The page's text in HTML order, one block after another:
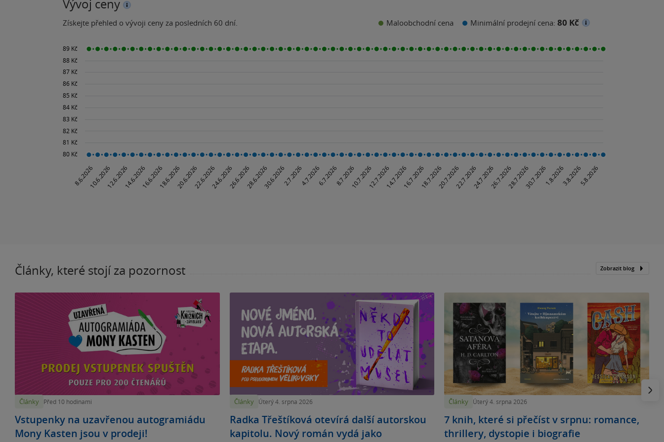
Vývoj ceny
Získejte přehled o vývoji ceny za posledních 60 dní. Maloobchodní cena Minimální prodejní cena: 80 Kč
Články, které stojí za pozornost Zobrazit blog
Články Před 10 hodinami
Vstupenky na uzavřenou autogramiádu
Mony Kasten jsou v prodeji!
Články Úterý 4. srpna 2026
Radka Třeštíková otevírá další autorskou
kapitolu. Nový román vydá jako
Články Úterý 4. srpna 2026
7 knih, které si přečíst v srpnu: romance,
thrillery, dystopie i biografie